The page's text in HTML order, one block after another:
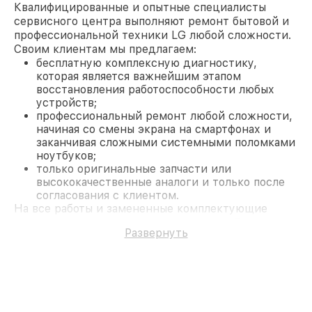
Квалифицированные и опытные специалисты
сервисного центра выполняют ремонт бытовой и
профессиональной техники LG любой сложности.
Своим клиентам мы предлагаем:
бесплатную комплексную диагностику,
которая является важнейшим этапом
восстановления работоспособности любых
устройств;
профессиональный ремонт любой сложности,
начиная со смены экрана на смартфонах и
заканчивая сложными системными поломками
ноутбуков;
только оригинальные запчасти или
высококачественные аналоги и только после
согласования с клиентом.
На все работы и замененные комплектующие
поломки по условиям гарантии, мы бесплатно
Развернуть